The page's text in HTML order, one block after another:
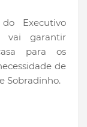
Executivo
vai garantir
para os
de
Sobradinho.